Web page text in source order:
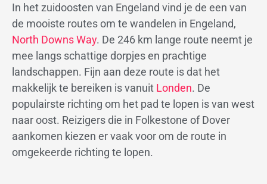
In het zuidoosten van Engeland vind je de een van
de mooiste routes om te wandelen in Engeland,
North Downs Way. De 246 km lange route neemt je
mee langs schattige dorpjes en prachtige
landschappen. Fijn aan deze route is dat het
makkelijk te bereiken is vanuit Londen. De
populairste richting om het pad te lopen is van west
naar oost. Reizigers die in Folkestone of Dover
aankomen kiezen er vaak voor om de route in
omgekeerde richting te lopen.